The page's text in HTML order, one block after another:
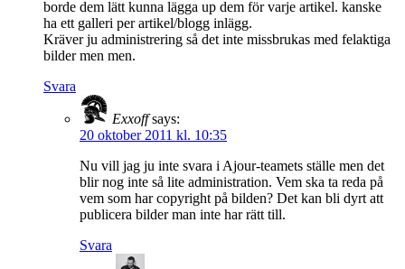
borde dem lätt kunna lägga up dem för varje artikel. kanske
ha ett galleri per artikel/blogg inlägg.
Kräver ju administrering så det inte missbrukas med felaktiga
bilder men men.
Svara
Exxoff says:
20 oktober 2011 kl. 10:35
Nu vill jag ju inte svara i Ajour-teamets ställe men det
blir nog inte så lite administration. Vem ska ta reda på
vem som har copyright på bilden? Det kan bli dyrt att
publicera bilder man inte har rätt till.
Svara